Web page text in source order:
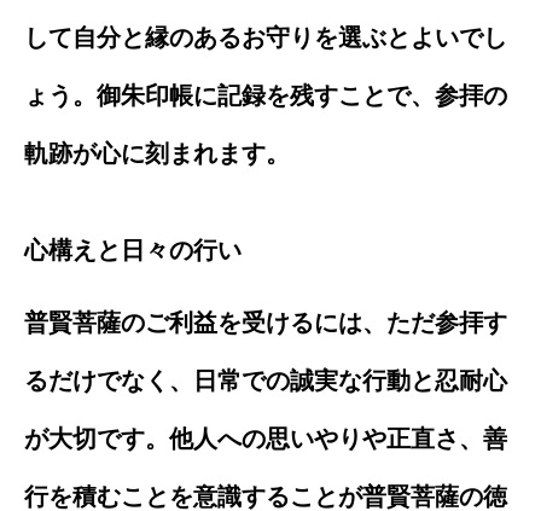
して自分と縁のあるお守りを選ぶとよいでし
ょう。御朱印帳に記録を残すことで、参拝の
軌跡が心に刻まれます。
心構えと日々の行い
普賢菩薩のご利益を受けるには、ただ参拝す
るだけでなく、日常での誠実な行動と忍耐心
が大切です。他人への思いやりや正直さ、善
行を積むことを意識することが普賢菩薩の徳